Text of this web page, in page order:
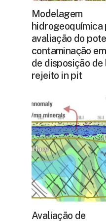
Modelagem
hidrogeoquímica
avaliação do
contaminação
de disposição de
rejeito in pit
Avaliação de